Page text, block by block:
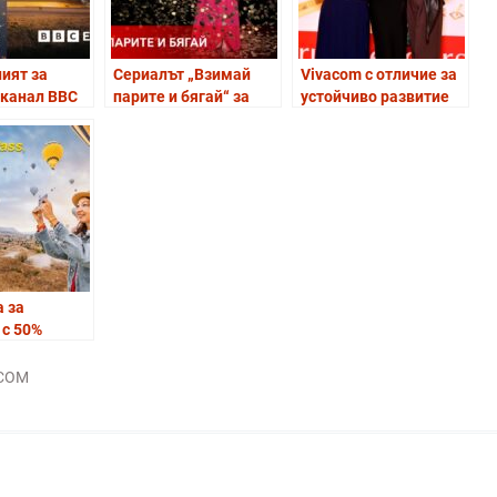
за
BBC
BBC
в EON
Сериалът „Взимай
парите и бягай“ за
Vivacom с отличие за
устойчиво развитие
за
50%
пакети